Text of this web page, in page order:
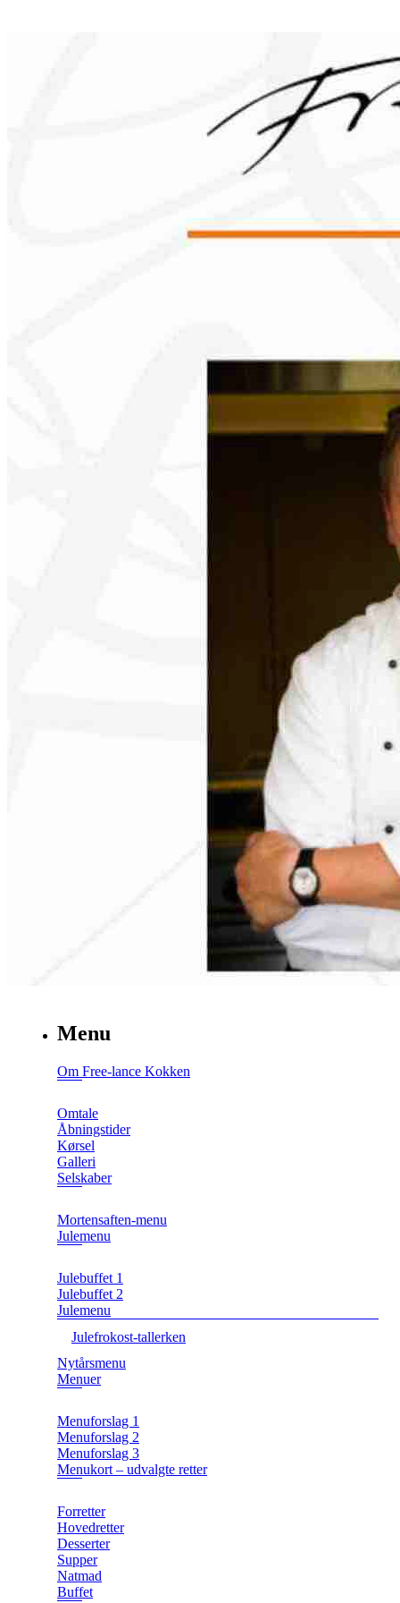
Menu
Om Free-lance Kokken
Omtale
Åbningstider
Kørsel
Galleri
Selskaber
Mortensaften-menu
Julemenu
Julebuffet 1
Julebuffet 2
Julemenu
Julefrokost-tallerken
Nytårsmenu
Menuer
Menuforslag 1
Menuforslag 2
Menuforslag 3
Menukort – udvalgte retter
Forretter
Hovedretter
Desserter
Supper
Natmad
Buffet